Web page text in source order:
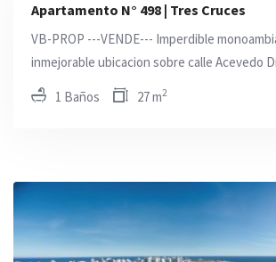
Apartamento N° 498 | Tres Cruces
VB-PROP ---VENDE--- Imperdible
inmejorable ubicacion sobre calle Acevedo
1 Baños 27 m2